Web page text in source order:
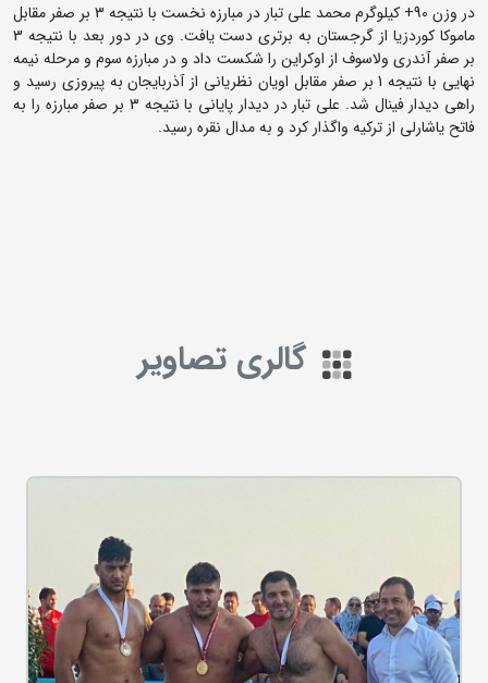
در وزن 90+ کیلوگرم محمد علی تبار در مبارزه نخست با نتیجه 3 بر صفر مقابل
ماموکا کوردزیا از گرجستان به برتری دست یافت. وی در دور بعد با نتیجه 3
بر صفر آندری ولاسوف از اوکراین را شکست داد و در مبارزه سوم و مرحله نیمه
نهایی با نتیجه 1 بر صفر مقابل اویان نظریانی از آذربایجان به پیروزی رسید و
راهی دیدار فینال شد. علی تبار در دیدار پایانی با نتیجه 3 بر صفر مبارزه را به
فاتح یاشارلی از ترکیه واگذار کرد و به مدال نقره رسید.
گالری تصاویر